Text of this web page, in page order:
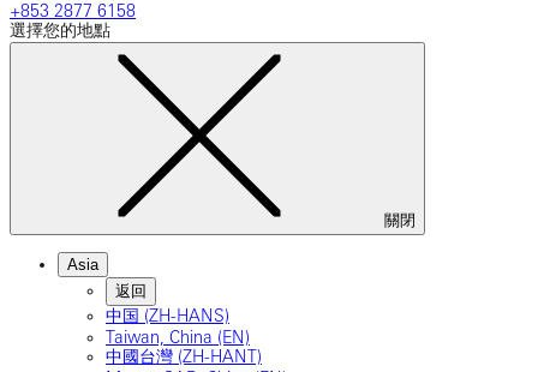
+853 2877 6158
選擇您的地點
關閉
Asia
返回
中国 (ZH-HANS)
Taiwan, China (EN)
中國台灣 (ZH-HANT)